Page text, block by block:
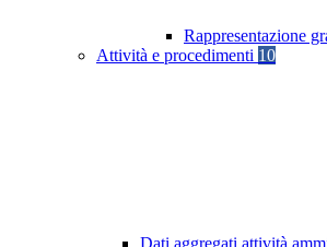
Rappresentazione
Attività e procedimenti 10